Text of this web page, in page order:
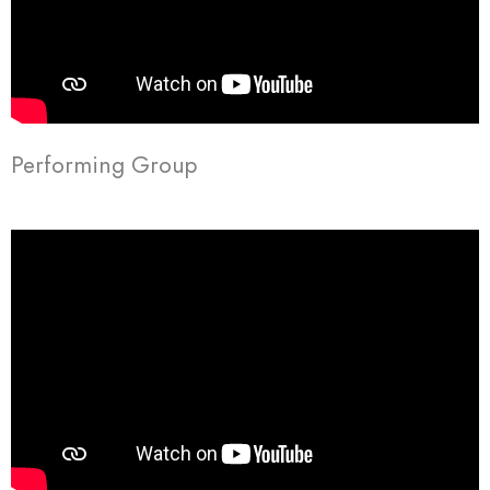
Performing Group